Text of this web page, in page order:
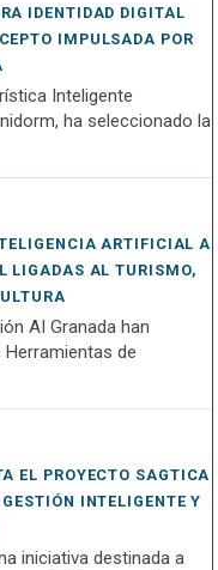
IDENTIDAD DIGITAL
IMPULSADA POR
Inteligente
ha seleccionado la
ARTIFICIAL A
LIGADAS AL TURISMO,
AI Granada han
Herramientas de
EL PROYECTO SAGTICA
INTELIGENTE Y
iniciativa destinada a